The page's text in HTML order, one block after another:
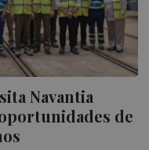
Navantia
de